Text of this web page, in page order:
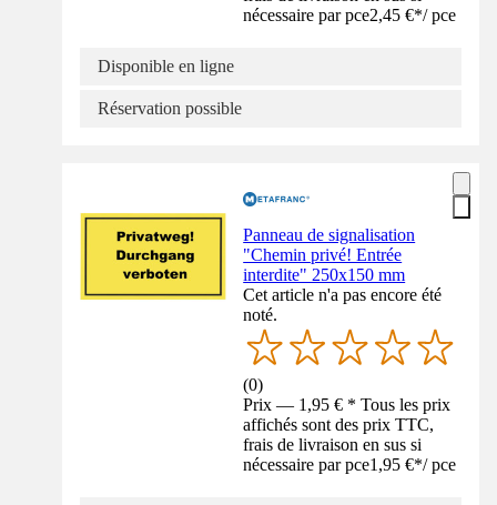
nécessaire par pce2,45 €*/ pce
Disponible en ligne
Réservation possible
Panneau de signalisation
"Chemin privé! Entrée
interdite" 250x150 mm
Cet article n'a pas encore été
noté.
(0)
Prix — 1,95 € * Tous les prix
affichés sont des prix TTC,
frais de livraison en sus si
nécessaire par pce1,95 €*/ pce